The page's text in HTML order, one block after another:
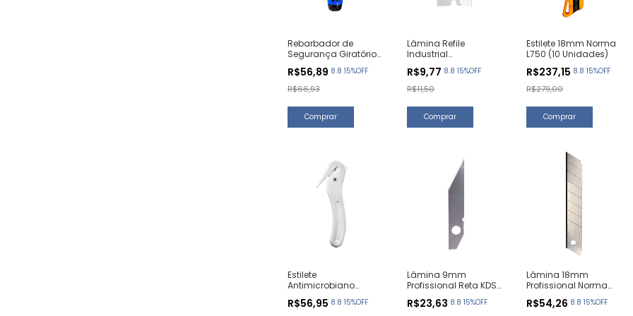
Rebarbador de
Segurança Giratório
R$56,89 8.8 15%OFF
R$66,93
Lâmina Refile
Industrial
SK85 (5 Unidades)
R$9,77 8.8 15%OFF
R$11,50
Estilete 18mm Norma
L750 (10 Unidades)
R$237,15 8.8 15%OFF
R$279,00
Estilete
Antimicrobiano
BP32 (1 Unidade)
R$56,95 8.8 15%OFF
Lâmina 9mm
Profissional Reta KDS
R$23,63 8.8 15%OFF
Lâmina 18mm
Profissional Norma
R$54,26 8.8 15%OFF